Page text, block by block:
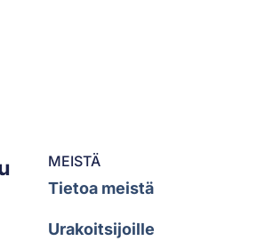
MEISTÄ
Tietoa meistä
Urakoitsijoille